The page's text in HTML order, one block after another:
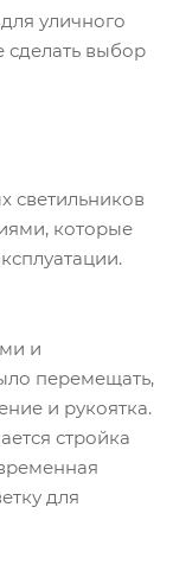
уличного
сделать выбор
светильников
которые
и
перемещать,
и рукоятка.
стройка
для